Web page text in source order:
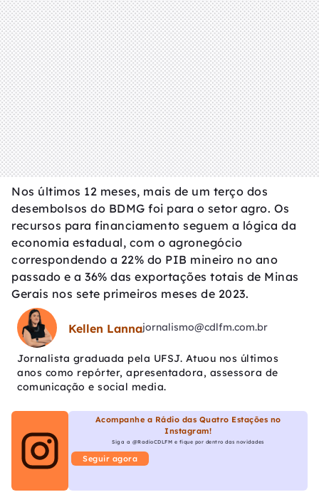
Nos últimos 12 meses, mais de um terço dos
desembolsos do BDMG foi para o setor agro. Os
recursos para financiamento seguem a lógica da
economia estadual, com o agronegócio
correspondendo a 22% do PIB mineiro no ano
passado e a 36% das exportações totais de Minas
Gerais nos sete primeiros meses de 2023.
Kellen Lannajornalismo@cdlfm.com.br
Jornalista graduada pela UFSJ. Atuou nos últimos
anos como repórter, apresentadora, assessora de
comunicação e social media.
Acompanhe a Rádio das Quatro Estações no
Instagram!
Siga a @RadioCDLFM e fique por dentro das novidades
Seguir agora